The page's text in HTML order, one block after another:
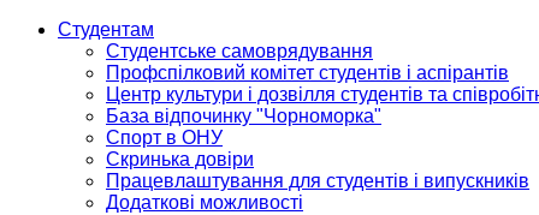
Студентам
Студентське самоврядування
Профспілковий комітет студентів і аспірантів
Центр культури і дозвілля студентів та
База відпочинку "Чорноморка"
Спорт в ОНУ
Скринька довіри
Працевлаштування для студентів і випускників
Додаткові можливості